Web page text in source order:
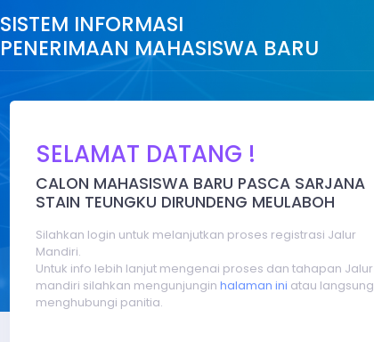
SISTEM INFORMASI
PENERIMAAN MAHASISWA BARU
SELAMAT DATANG !
CALON MAHASISWA BARU PASCA SARJANA
STAIN TEUNGKU DIRUNDENG MEULABOH
Silahkan login untuk melanjutkan proses registrasi Jalur
Mandiri.
Untuk info lebih lanjut mengenai proses dan tahapan Jalur
mandiri silahkan mengunjunginhalaman ini atau langsung
menghubungi panitia.